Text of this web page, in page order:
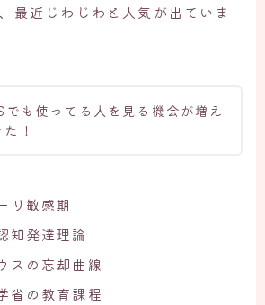
最近じわじわと人気が出ていま
でも使ってる人を見る機会が増え
！
リ敏感期
知発達理論
スの忘却曲線
省の教育課程